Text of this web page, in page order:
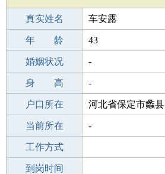
真实姓名 车安露
性 别 女
年 龄 43
出生年月 1983-09-16
婚姻状况 -
学 历 初中
身 高 -
毕业学校 珙县第一高级中学
户口所在 河北省保定市蠡县
所学专业 -
当前所在 -
工作经验
工作方式
驾 照
到岗时间